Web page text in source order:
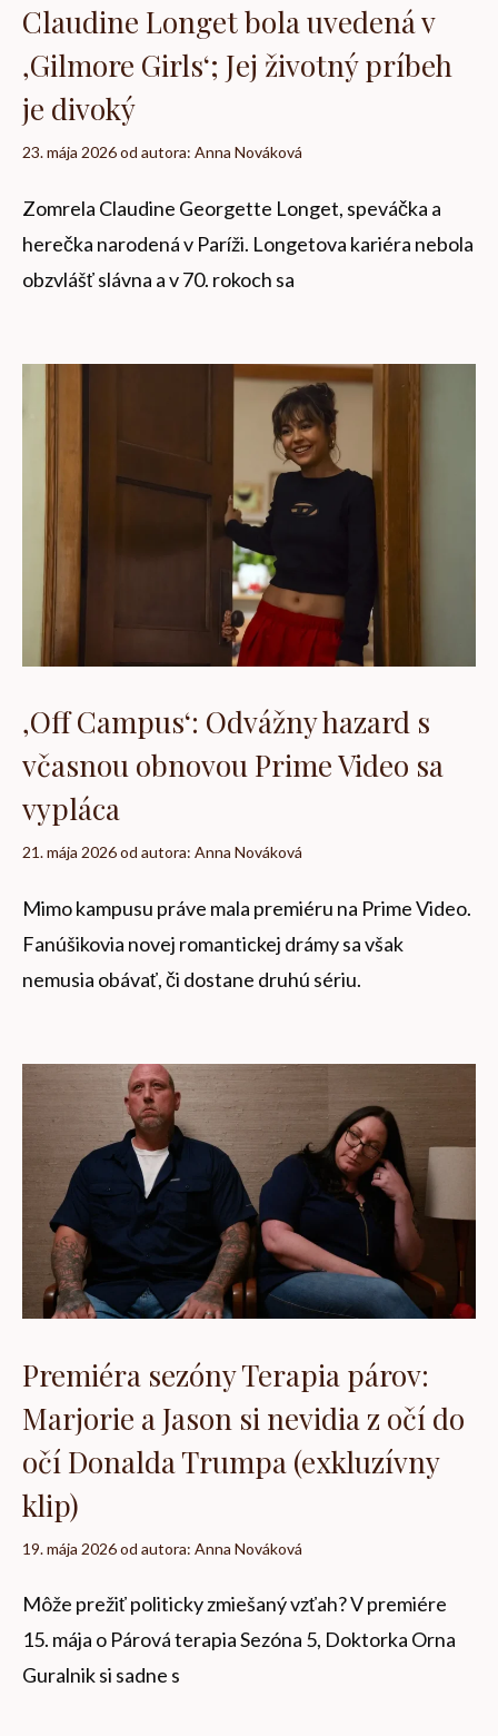
Claudine Longet bola uvedená v
‚Gilmore Girls‘; Jej životný príbeh
je divoký
23. mája 2026od autora: Anna Nováková
Zomrela Claudine Georgette Longet, speváčka a
herečka narodená v Paríži. Longetova kariéra nebola
obzvlášť slávna a v 70. rokoch sa
‚Off Campus‘: Odvážny hazard s
včasnou obnovou Prime Video sa
vypláca
21. mája 2026od autora: Anna Nováková
Mimo kampusu práve mala premiéru na Prime Video.
Fanúšikovia novej romantickej drámy sa však
nemusia obávať, či dostane druhú sériu.
Premiéra sezóny Terapia párov:
Marjorie a Jason si nevidia z očí do
očí Donalda Trumpa (exkluzívny
klip)
19. mája 2026od autora: Anna Nováková
Môže prežiť politicky zmiešaný vzťah? V premiére
15. mája o Párová terapia Sezóna 5, Doktorka Orna
Guralnik si sadne s